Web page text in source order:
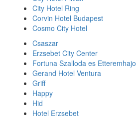
City Hotel Ring
Corvin Hotel Budapest
Cosmo City Hotel
Csaszar
Erzsebet City Center
Fortuna Szalloda es Etteremhajo
Gerand Hotel Ventura
Griff
Happy
Hid
Hotel Erzsebet